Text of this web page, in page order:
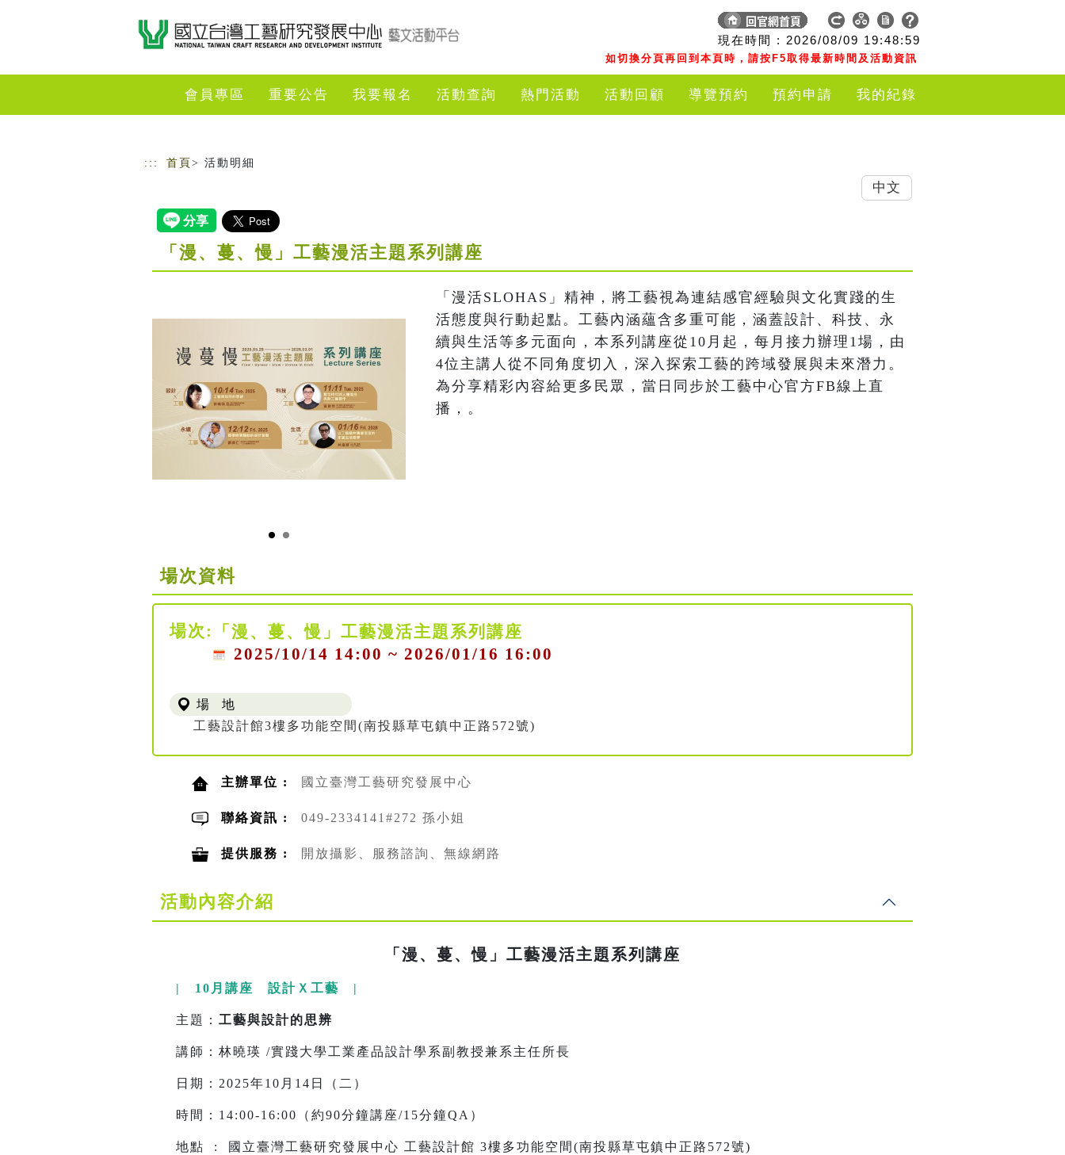
現在時間 : 2026/08/09 19:49:00
如切換分頁再回到本頁時，請按F5取得最新時間及活動資訊
會員專區 重要公告 我要報名 活動查詢 熱門活動 活動回顧 導覽預約 預約申請 我的紀錄
::: 首頁 > 活動明細
「漫、蔓、慢」工藝漫活主題系列講座
「漫活SLOHAS」精神，將工藝視為連結感官經驗與文化實踐的生
活態度與行動起點。工藝內涵蘊含多重可能，涵蓋設計、科技、永
續與生活等多元面向，本系列講座從10月起，每月接力辦理1場，由
4位主講人從不同角度切入，深入探索工藝的跨域發展與未來潛力。
為分享精彩內容給更多民眾，當日同步於工藝中心官方FB線上直
播，。
場次資料
場次:
「漫、蔓、慢」工藝漫活主題系列講座
2025/10/14 14:00 ~ 2026/01/16 16:00
場 地
工藝設計館3樓多功能空間(南投縣草屯鎮中正路572號)
主辦單位 : 國立臺灣工藝研究發展中心
聯絡資訊 : 049-2334141#272 孫小姐
提供服務 : 開放攝影、服務諮詢、無線網路
活動內容介紹
「漫、蔓、慢」工藝漫活主題系列講座
| 10月講座 設計Ｘ工藝 |
主題： 工藝與設計的思辨
講師：林曉瑛 /實踐大學工業產品設計學系副教授兼系主任所長
日期：2025年10月14日（二）
時間：14:00-16:00（約90分鐘講座/15分鐘QA）
地點 : 國立臺灣工藝研究發展中心 工藝設計館 3樓多功能空間(南投縣草屯鎮中正路572號)